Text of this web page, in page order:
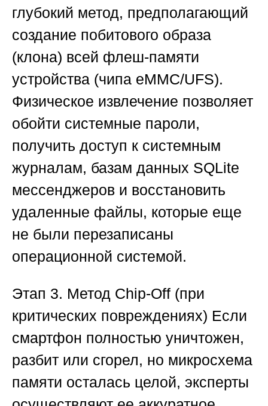
глубокий метод, предполагающий
создание побитового образа
(клона) всей флеш-памяти
устройства (чипа eMMC/UFS).
Физическое извлечение позволяет
обойти системные пароли,
получить доступ к системным
журналам, базам данных SQLite
мессенджеров и восстановить
удаленные файлы, которые еще
не были перезаписаны
операционной системой.
Этап 3. Метод Chip-Off (при
критических повреждениях) Если
смартфон полностью уничтожен,
разбит или сгорел, но микросхема
памяти осталась целой, эксперты